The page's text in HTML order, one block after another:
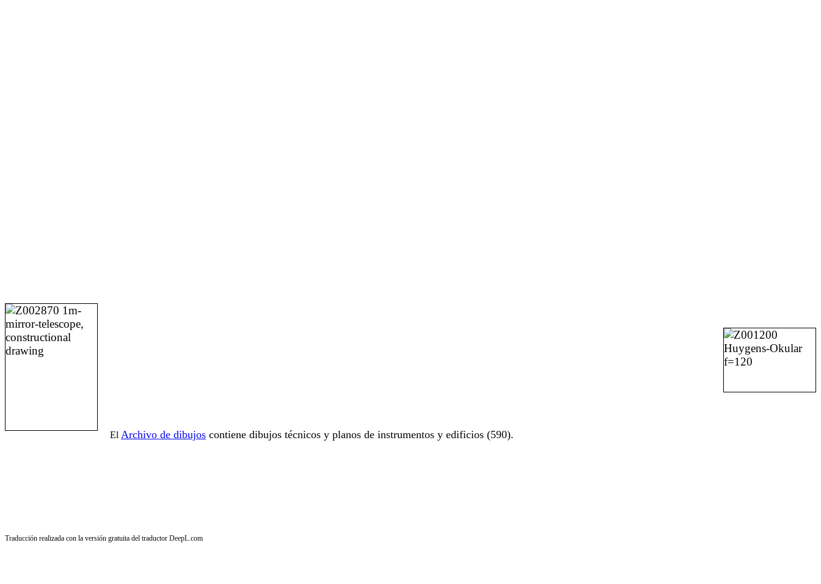
El Archivo de dibujos contiene dibujos técnicos y planos de instrumentos y edificios (590).
Traducción realizada con la versión gratuita del traductor DeepL.com